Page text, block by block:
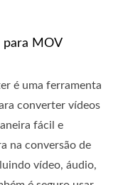
para MOV
é uma ferramenta
converter vídeos
fácil e
na conversão de
vídeo, áudio,